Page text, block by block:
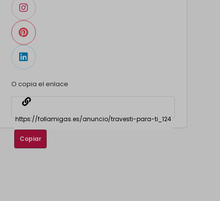
O copia el enlace
Copiar